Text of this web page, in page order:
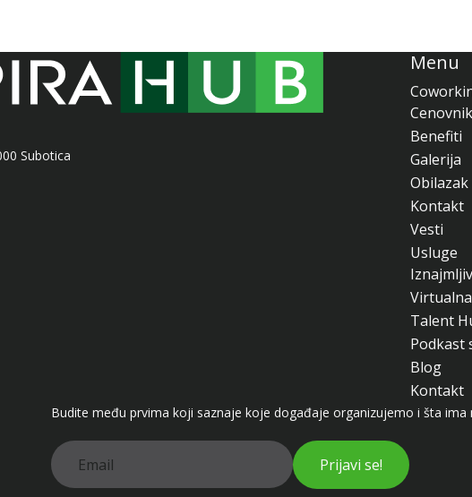
Subotica
Menu
Cenovnik
Benefiti
Galerija
Kontakt
Vesti
Usluge
Talent
Podkast
Blog
Kontakt
Budite među prvima koji saznaje koje događaje organizujemo i šta ima
Prijavi se!